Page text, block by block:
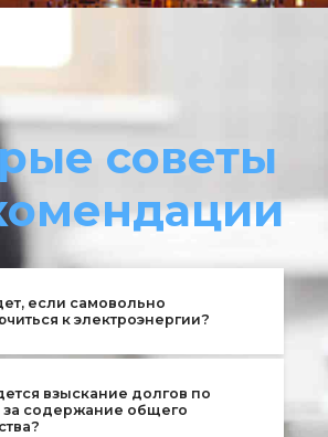
советы
если самовольно
к электроэнергии?
взыскание долгов по
за содержание общего